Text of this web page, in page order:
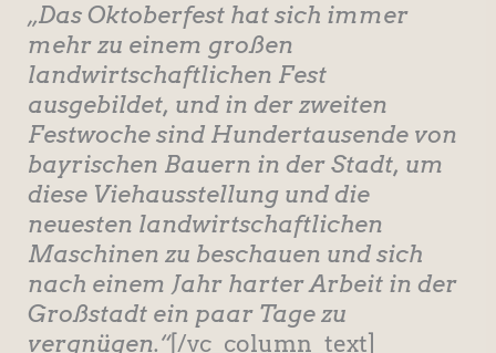
„Das Oktoberfest hat sich immer
mehr zu einem großen
landwirtschaftlichen Fest
ausgebildet, und in der zweiten
Festwoche sind Hundertausende von
bayrischen Bauern in der Stadt, um
diese Viehausstellung und die
neuesten landwirtschaftlichen
Maschinen zu beschauen und sich
nach einem Jahr harter Arbeit in der
Großstadt ein paar Tage zu
vergnügen.“[/vc_column_text]